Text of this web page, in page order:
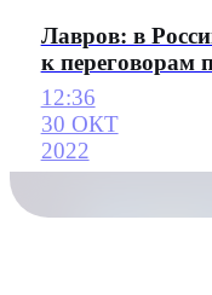
Лавров: в
к переговорам
12:36
30 ОКТ
2022